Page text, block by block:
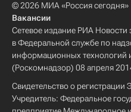
© 2026 МИА «Россия сегодня»
Вакансии
Сетевое издание РИА Новости
в Федеральной службе по
информационных технологий
(Роскомнадзор) 08 апреля
Свидетельство о
Учредитель: Федеральное